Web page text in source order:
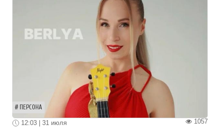
ПЕРСОНА
1057
12:03 | 31 июля